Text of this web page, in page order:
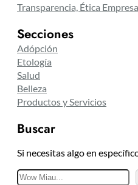
Transparencia, Ética
Secciones
Adópción
Etología
Salud
Belleza
Productos y Servicios
Buscar
Si necesitas algo en
B